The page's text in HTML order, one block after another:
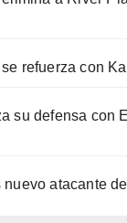
refuerza con
su defensa con
nuevo atacante